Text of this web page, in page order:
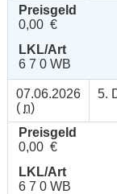
Preisgeld
0,00 €
LKL/Art
6 7 0 WB
07.06.2026
( n)
5.
Preisgeld
0,00 €
LKL/Art
6 7 0 WB